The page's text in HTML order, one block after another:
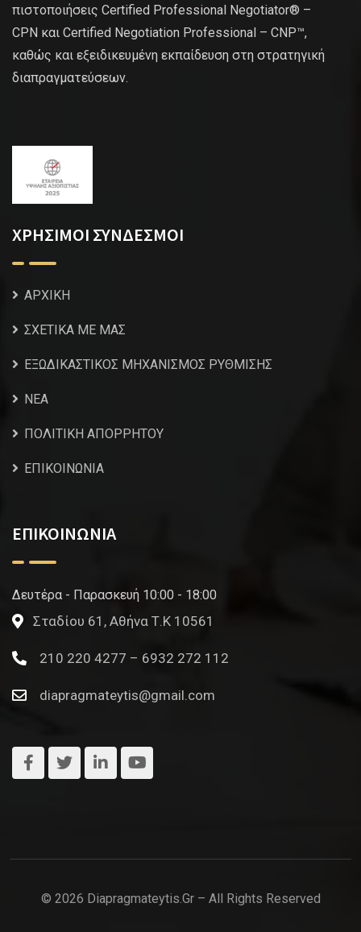
πιστοποιήσεις Certified Professional Negotiator® –
CPN και Certified Negotiation Professional – CNP™,
καθώς και εξειδικευμένη εκπαίδευση στη στρατηγική
διαπραγματεύσεων.
ΧΡΗΣΙΜΟΙ ΣΥΝΔΕΣΜΟΙ
ΑΡΧΙΚΗ
ΣΧΕΤΙΚΑ ΜΕ ΜΑΣ
ΕΞΩΔΙΚΑΣΤΙΚΟΣ ΜΗΧΑΝΙΣΜΟΣ ΡΥΘΜΙΣΗΣ
NEA
ΠΟΛΙΤΙΚΗ ΑΠΟΡΡΗΤΟΥ
ΕΠΙΚΟΙΝΩΝΙΑ
ΕΠΙΚΟΙΝΩΝΙΑ
Δευτέρα - Παρασκευή 10:00 - 18:00
Σταδίου 61, Αθήνα Τ.Κ 10561
210 220 4277 – 6932 272 112
diapragmateytis@gmail.com
© 2026 Diapragmateytis.gr – All Rights Reserved